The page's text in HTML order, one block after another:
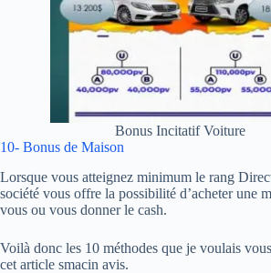
Bonus Incitatif Voiture
10- Bonus de Maison
Lorsque vous atteignez minimum le rang
société vous offre la possibilité d’acheter une
vous ou vous donner le cash.
Voilà donc les 10 méthodes que je voulais
cet article smacin avis.